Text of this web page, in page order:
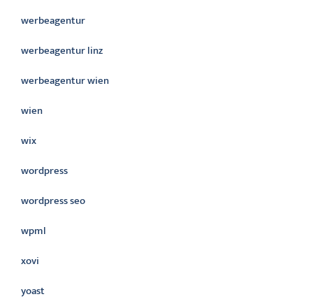
werbeagentur
werbeagentur linz
werbeagentur wien
wien
wix
wordpress
wordpress seo
wpml
xovi
yoast